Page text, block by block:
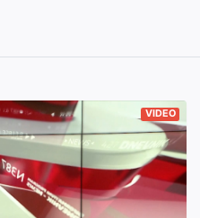
VIDEO